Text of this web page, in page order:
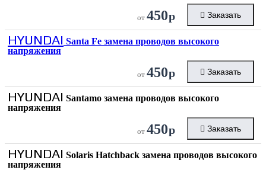
от 450р Заказать
HYUNDAI Santa Fe замена проводов высокого
напряжения
от 450р Заказать
HYUNDAI Santamo замена проводов высокого
напряжения
от 450р Заказать
HYUNDAI Solaris Hatchback замена проводов высокого
напряжения